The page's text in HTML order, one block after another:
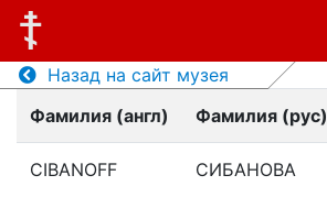
Назад на сайт музея
Фамилия (англ)
Фамилия (рус)
CIBANOFF СИБАНОВА